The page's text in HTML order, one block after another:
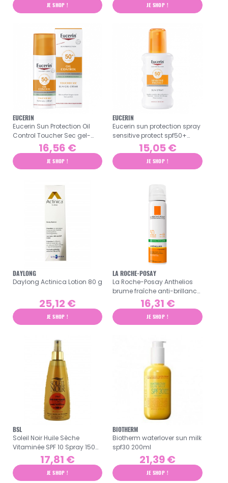
JE SHOP ! JE SHOP !
EUCERIN
Eucerin Sun Protection Oil
Control Toucher Sec gel-
crème SPF50+ 50ml
16,56 €
JE SHOP !
EUCERIN
Eucerin sun protection spray
sensitive protect spf50+
15,05 €
JE SHOP !
DAYLONG
Daylong Actinica Lotion 80 g
25,12 €
JE SHOP !
LA ROCHE-POSAY
La Roche-Posay Anthelios
brume fraîche anti-brillance
SPF50+ 75ml16,31 €
JE SHOP !
BSL
Soleil Noir Huile Sèche
Vitaminée SPF 10 Spray 150
17,81 €
JE SHOP !
BIOTHERM
Biotherm waterlover sun milk
spf30 200ml
21,39 €
JE SHOP !